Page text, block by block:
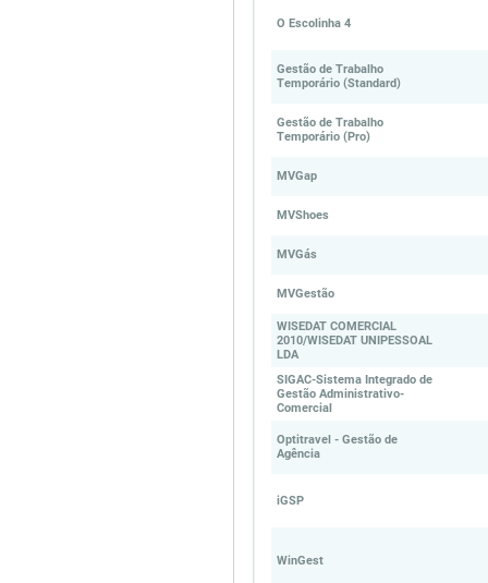
O Escolinha 4
Gestão de Trabalho
Temporário (Standard)
Gestão de Trabalho
Temporário (Pro)
MVGap
MVShoes
MVGás
MVGestão
WISEDAT COMERCIAL
2010/WISEDAT UNIPESSOAL
LDA
SIGAC-Sistema Integrado de
Gestão Administrativo-
Comercial
Optitravel - Gestão de
Agência
iGSP
WinGest